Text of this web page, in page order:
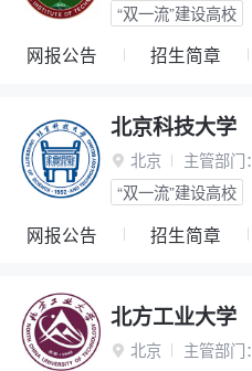
“双一流”建设高校
网报公告 招生简章
北京科技大学
 北京 主管部门：
“双一流”建设高校
网报公告 招生简章
北方工业大学
 北京 主管部门：